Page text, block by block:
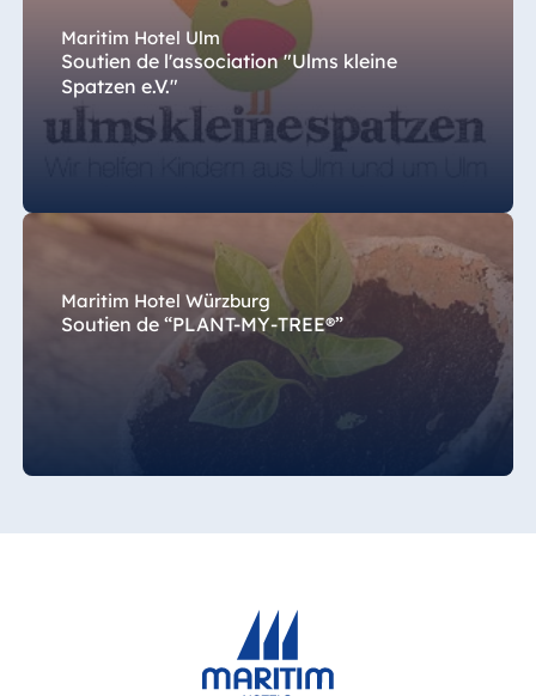
Maritim Hotel Ulm
Soutien de l'association "Ulms kleine
Spatzen e.V."
Maritim Hotel Würzburg
Soutien de “PLANT-MY-TREE®”